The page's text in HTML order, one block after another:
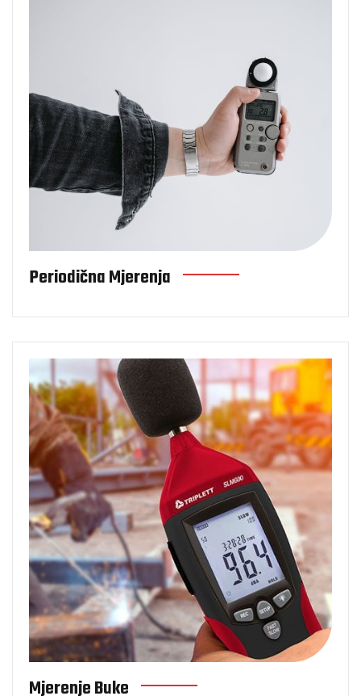
Periodična Mjerenja
Mjerenje buke
Mjerenje Buke